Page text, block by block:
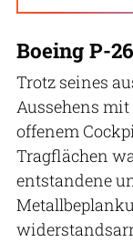
Boeing P-
Trotz seines
Aussehens
offenem
Tragflächen
entstandene